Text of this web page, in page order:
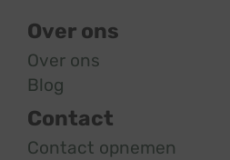
Over ons
Over ons
Blog
Contact
Contact opnemen